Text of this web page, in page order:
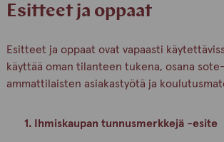
Esitteet ja oppaat
Esitteet ja oppaat ovat vapaasti
käyttää oman tilanteen tukena, osana
ammattilaisten asiakastyötä ja
1. Ihmiskaupan tunnusmerkkejä -esite